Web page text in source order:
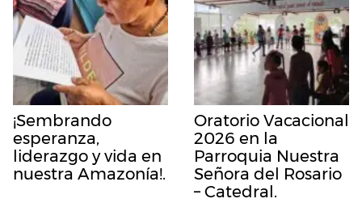
¡Sembrando
esperanza,
liderazgo y vida en
nuestra Amazonía!.
Oratorio Vacacional
2026 en la
Parroquia Nuestra
Señora del Rosario
– Catedral.